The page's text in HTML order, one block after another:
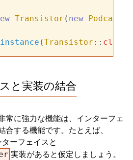
Transistor ( new
instance (Transistor :: class
と実装の結合
常に強力な機能は、インターフェ
合する機能です。たとえば、
ーフェイスと
実装があると仮定しましょう。